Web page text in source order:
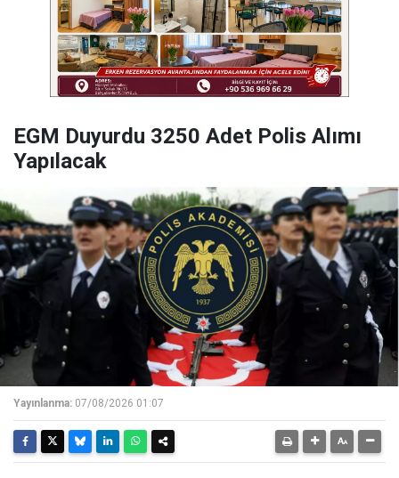
EGM Duyurdu 3250 Adet Polis Alımı
Yapılacak
Yayınlanma: 07/08/2026 01:07